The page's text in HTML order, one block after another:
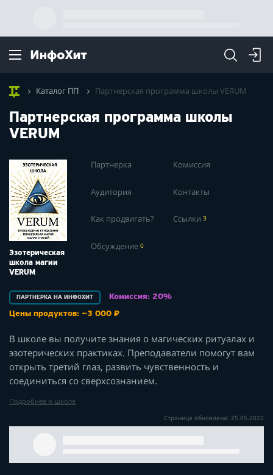
Каталог ПП Партнерская программа школы VERUM
Партнерская программа школы
VERUM
Эзотерическая
школа магии
VERUM
Партнерка Комиссия
Аудитория Контакты
Как продвигать? Ссылки 3
Обсуждение0
ПАРТНЕРКА НА ИНФОХИТ
Комиссия: 20%
Цены продуктов: ~3 000 ₽
В школе вы получите знания о магических ритуалах и
эзотерических практиках. Преподаватели помогут вам
открыть третий глаз, развить чувственность и
соединиться со сверхсознанием.
Подробнее о школе
Страница обновлена: 25.05.2022